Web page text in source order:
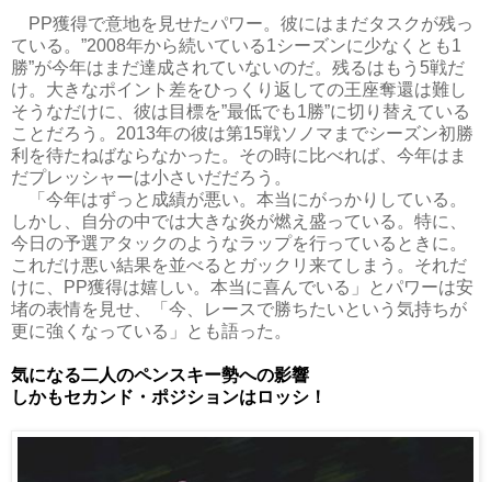
PP獲得で意地を見せたパワー。彼にはまだタスクが残っ
ている。”2008年から続いている1シーズンに少なくとも1
勝”が今年はまだ達成されていないのだ。残るはもう5戦だ
け。大きなポイント差をひっくり返しての王座奪還は難し
そうなだけに、彼は目標を”最低でも1勝”に切り替えている
ことだろう。2013年の彼は第15戦ソノマまでシーズン初勝
利を待たねばならなかった。その時に比べれば、今年はま
だプレッシャーは小さいだだろう。
「今年はずっと成績が悪い。本当にがっかりしている。
しかし、自分の中では大きな炎が燃え盛っている。特に、
今日の予選アタックのようなラップを行っているときに。
これだけ悪い結果を並べるとガックリ来てしまう。それだ
けに、PP獲得は嬉しい。本当に喜んでいる」とパワーは安
堵の表情を見せ、「今、レースで勝ちたいという気持ちが
更に強くなっている」とも語った。
気になる二人のペンスキー勢への影響
しかもセカンド・ポジションはロッシ！